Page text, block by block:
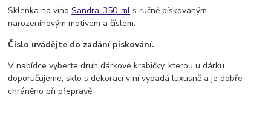
Sklenka na vínoSandra-350-ml s ručně pískovaným
narozeninovým motivem a číslem.
Číslo uvádějte do zadání pískování.
V nabídce vyberte druh dárkové krabičky, kterou u dárku
doporučujeme, sklo s dekorací v ní vypadá luxusně a je dobře
chráněno při přepravě.